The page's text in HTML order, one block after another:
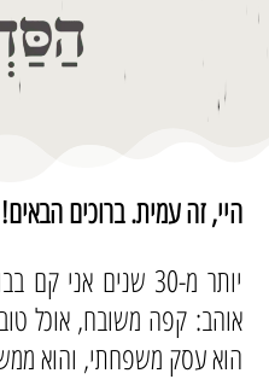
היי, זה עמית. ברוכים הבאים!
יותר מ-30 שנים
אוהב: קפה משובח, אוכל
הוא עסק משפחתי, והוא